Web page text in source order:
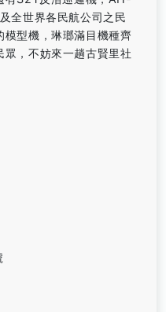
全世界各民航公司之民
型機，琳瑯滿目機種齊
，不妨來一趟古賢里社